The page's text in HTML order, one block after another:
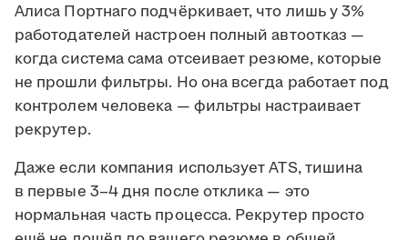
Алиса Портнаго подчёркивает, что лишь у 3%
работодателей настроен полный автоотказ —
когда система сама отсеивает резюме, которые
не прошли фильтры. Но она всегда работает под
контролем человека — фильтры настраивает
рекрутер.
Даже если компания использует ATS, тишина
в первые 3–4 дня после отклика — это
нормальная часть процесса. Рекрутер просто